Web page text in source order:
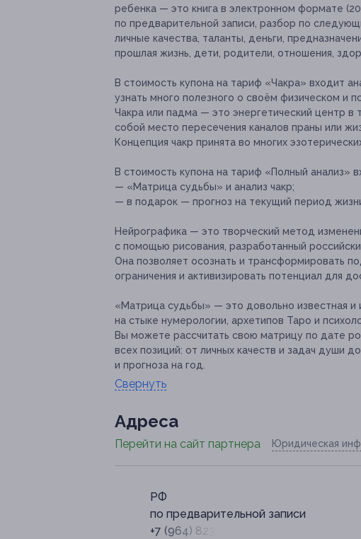
ребенка — это книга в электронном формате
по предварительной записи, разбор по
личные качества, таланты, деньги,
прошлая жизнь, дети, родители, отношения,
В стоимость купона на тариф «Чакра» входит
узнать много полезного о своём физическом и
Чакра или падма — это энергетический центр
собой место пересечения каналов праны или
Концепция чакр принята во многих
В стоимость купона на тариф «Полный анализ»
— «Матрица судьбы» и анализ чакр;
— в подарок — прогноз на текущий период
Нейрографика — это творческий метод
с помощью рисования, разработанный
Она позволяет осознать и трансформировать
ограничения и активизировать потенциал для
«Матрица судьбы» — это довольно известная и
на стыке нумерологии, архетипов Таро и
Вы можете рассчитать свою матрицу по дате
всех позиций: от личных качеств и задач души
и прогноза на год.
Свернуть
Адресa
Перейти на сайт партнера Юридическая
РФ
по предварительной записи
+7 (964) 823-02-30